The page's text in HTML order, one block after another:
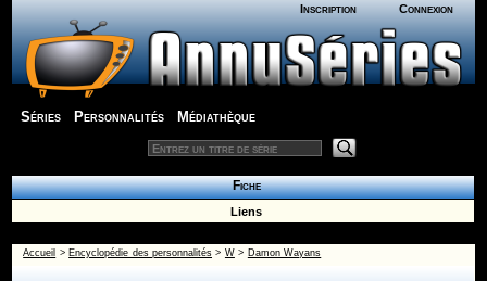
Inscription Connexion
Séries Personnalités Médiathèque
Fiche
Liens
Accueil > Encyclopédie des personnalités > W> Damon Wayans